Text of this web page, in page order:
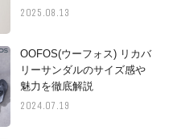
2025.08.13
OOFOS(ウーフォス) リカバ
リーサンダルのサイズ感や
魅力を徹底解説
2024.07.19